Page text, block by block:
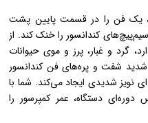
یک فن را در قسمت پایین پشت
سیم‌پیچ‌های کندانسور را خنک کند. از
گرد و غبار، پرز و موی حیوانات
شفت و پره‌های فن کندانسور
شدیدی ایجاد می‌کند. شما با
دستگاه، عمر کمپرسور را